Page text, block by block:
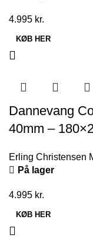
4.995 kr.
KØB HER
Dannevang
40mm –
Erling Christensen
På lager
4.995 kr.
KØB HER